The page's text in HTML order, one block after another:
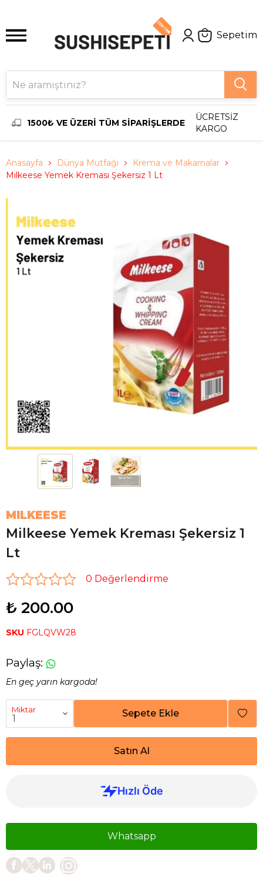
Sepetim
1500₺ VE ÜZERİ TÜM SİPARİŞLERDE
ÜCRETSİZ
KARGO
Anasayfa Dünya Mutfağı
Krema ve Makarnalar
Milkeese Yemek Kreması Şekersiz 1 Lt
MILKEESE
Milkeese Yemek Kreması Şekersiz 1
Lt
0 Değerlendirme
₺ 200.00
SKU FGLQVW28
Paylaş:
En geç yarın kargoda!
Miktar Sepete Ekle
Satın Al
Whatsapp